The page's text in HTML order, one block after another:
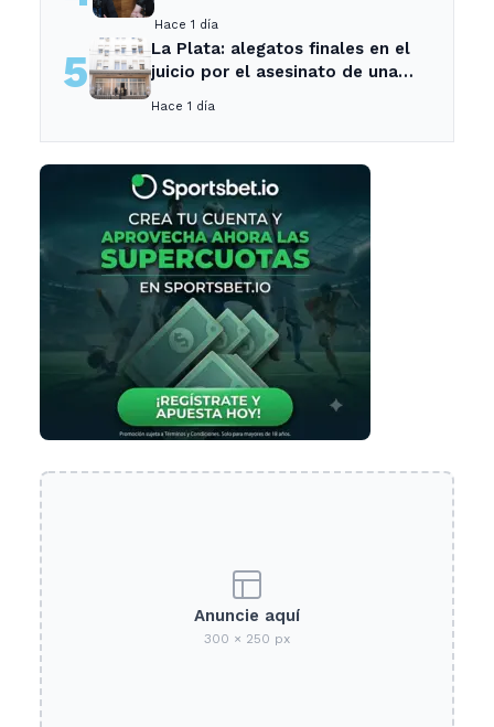
Hace 1 día
5
La Plata: alegatos finales en el
juicio por el asesinato de una
Hace 1 día
Anuncie aquí
300 × 250 px